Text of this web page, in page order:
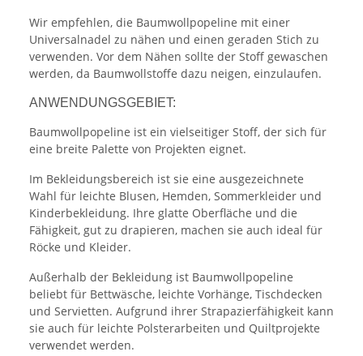
Wir empfehlen, die Baumwollpopeline mit einer
Universalnadel zu nähen und einen geraden Stich zu
verwenden. Vor dem Nähen sollte der Stoff gewaschen
werden, da Baumwollstoffe dazu neigen, einzulaufen.
ANWENDUNGSGEBIET:
Baumwollpopeline ist ein vielseitiger Stoff, der sich für
eine breite Palette von Projekten eignet.
Im Bekleidungsbereich ist sie eine ausgezeichnete
Wahl für leichte Blusen, Hemden, Sommerkleider und
Kinderbekleidung. Ihre glatte Oberfläche und die
Fähigkeit, gut zu drapieren, machen sie auch ideal für
Röcke und Kleider.
Außerhalb der Bekleidung ist Baumwollpopeline
beliebt für Bettwäsche, leichte Vorhänge, Tischdecken
und Servietten. Aufgrund ihrer Strapazierfähigkeit kann
sie auch für leichte Polsterarbeiten und Quiltprojekte
verwendet werden.